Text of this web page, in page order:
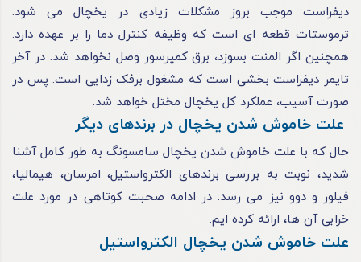
دیفراست موجب بروز مشکلات زیادی در یخچال می‌ شود.
ترموستات قطعه‌ ای است که وظیفه کنترل دما را بر عهده دارد.
همچنین اگر المنت بسوزد، برق کمپرسور وصل نخواهد شد. در آخر
تایمر دیفراست بخشی است که مشغول برفک‌ زدایی است. پس در
صورت آسیب، عملکرد کل یخچال مختل خواهد شد.
علت خاموش‌ شدن یخچال‌ در برندهای دیگر
حال که با علت خاموش شدن یخچال سامسونگ به طور کامل آشنا
شدید، نوبت به بررسی برندهای الکترواستیل، امرسان، هیمالیا،
فیلور و دوو نیز می‌ رسد. در ادامه صحبت کوتاهی در مورد علت
خرابی آن‌ ها، ارائه کرده‌ ایم.
علت خاموش شدن یخچال الکترواستیل